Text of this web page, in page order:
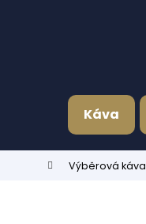
Káva
Domů Výběrová káva